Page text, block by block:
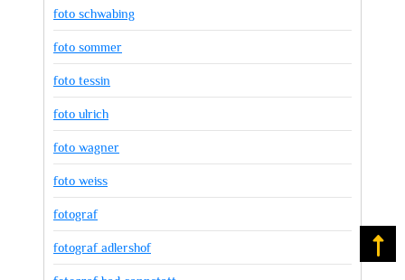
foto schwabing
foto sommer
foto tessin
foto ulrich
foto wagner
foto weiss
fotograf
fotograf adlershof